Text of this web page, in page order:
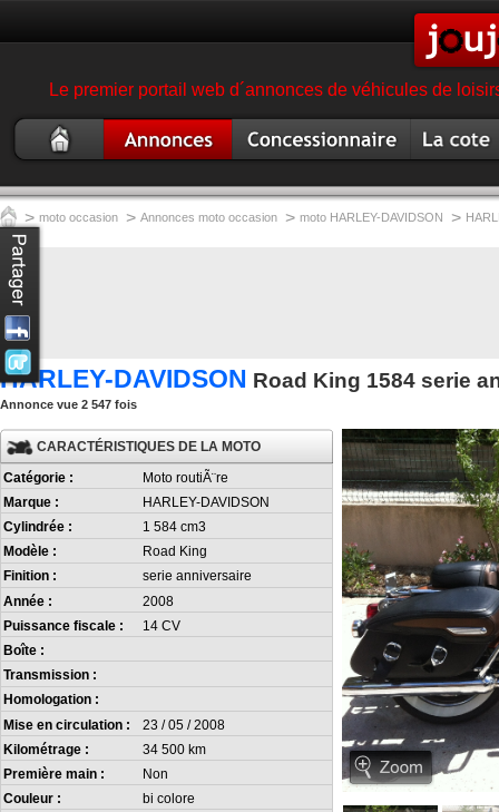
Le premier portail web d´annonces de véhicules de
occasion
garage magasin moto
> moto occasion > Annonces moto occasion > moto HARLEY-DAVIDSON >
HARLEY-DAVIDSON Road King 1584 serie
Annonce vue 2 547 fois
CARACTÉRISTIQUES DE LA MOTO
Catégorie :
Moto routiÃ¨re
Marque :
HARLEY-DAVIDSON
Cylindrée :
1 584 cm3
Modèle :
Road King
Finition :
serie anniversaire
Année :
2008
Puissance fiscale :
14 CV
Boîte :
Transmission :
Homologation :
Mise en circulation :
23 / 05 / 2008
Kilométrage :
34 500 km
Première main :
Non
Couleur :
bi colore